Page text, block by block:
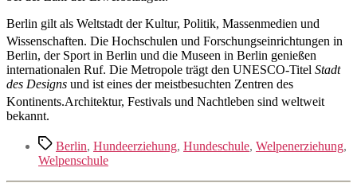
Berlin gilt als Weltstadt der Kultur, Politik, Massenmedien und
Wissenschaften. Die Hochschulen und Forschungseinrichtungen in
Berlin, der Sport in Berlin und die Museen in Berlin genießen
internationalen Ruf. Die Metropole trägt den UNESCO-Titel Stadt
des Designs und ist eines der meistbesuchten Zentren des
Kontinents.Architektur, Festivals und Nachtleben sind weltweit
bekannt.
Schlagwörter
Berlin, Hundeerziehung, Hundeschule, Welpenerziehung,
Welpenschule